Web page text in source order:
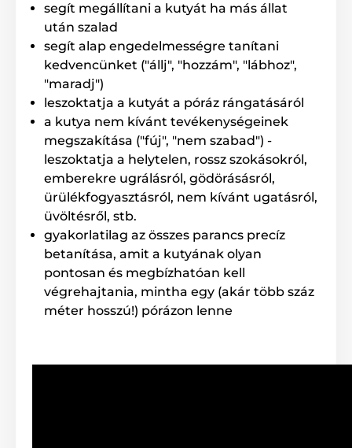
Vízállóság
A nyakörv egy teljesen
meríthető vevőegységgelvan ellátva, így
ideális választás vízben, extrém
körülmények között (erdő, sár) vagy víz közelében
történő kiképzéshez. Az adókészülék alapvető
vízvédelemmel rendelkezik.
Kutyák száma
További vevőegység vásárlásával, a
Dogtrace D-Control 1010 nyakörvvel akár 2
kutyát is kiképezhetsz egyidejűleg,
egyetlen adókészülék használatával.
Kijelző
segít megállítani a kutyát ha más állat
után szalad
segít alap engedelmességre tanítani
kedvencünket ("állj", "hozzám", "lábhoz",
"maradj")
leszoktatja a kutyát a póráz rángatásáról
a kutya nem kívánt tevékenységeinek
megszakítása ("fúj", "nem szabad") -
leszoktatja a helytelen, rossz szokásokról,
emberekre ugrálásról, gödörásásról,
ürülékfogyasztásról, nem kívánt ugatásról,
üvöltésről, stb.
gyakorlatilag az összes parancs precíz
betanítása, amit a kutyának olyan
pontosan és megbízhatóan kell
végrehajtania, mintha egy (akár több száz
méter hosszú!) pórázon lenne